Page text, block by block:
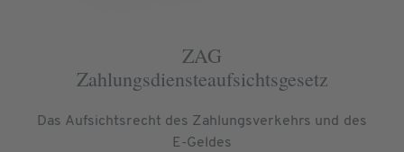
ZAG
Zahlungsdiensteaufsichtsgesetz
Das Aufsichtsrecht des Zahlungsverkehrs und des
E-Geldes